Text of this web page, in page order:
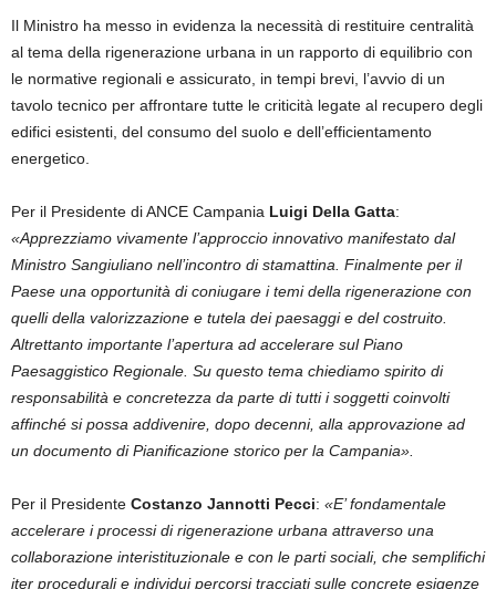
Il Ministro ha messo in evidenza la necessità di restituire centralità
al tema della rigenerazione urbana in un rapporto di equilibrio con
le normative regionali e assicurato, in tempi brevi, l’avvio di un
tavolo tecnico per affrontare tutte le criticità legate al recupero degli
edifici esistenti, del consumo del suolo e dell’efficientamento
energetico.
Per il Presidente di ANCE Campania Luigi Della Gatta:
«Apprezziamo vivamente l’approccio innovativo manifestato dal
Ministro Sangiuliano nell’incontro di stamattina. Finalmente per il
Paese una opportunità di coniugare i temi della rigenerazione con
quelli della valorizzazione e tutela dei paesaggi e del costruito.
Altrettanto importante l’apertura ad accelerare sul Piano
Paesaggistico Regionale. Su questo tema chiediamo spirito di
responsabilità e concretezza da parte di tutti i soggetti coinvolti
affinché si possa addivenire, dopo decenni, alla approvazione ad
un documento di Pianificazione storico per la Campania».
Per il Presidente Costanzo Jannotti Pecci: «E’ fondamentale
accelerare i processi di rigenerazione urbana attraverso una
collaborazione interistituzionale e con le parti sociali, che semplifichi
iter procedurali e individui percorsi tracciati sulle concrete esigenze